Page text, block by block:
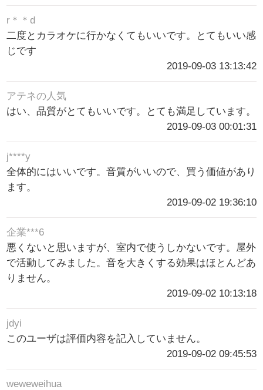
r＊＊d
二度とカラオケに行かなくてもいいです。とてもいい感
じです
2019-09-03 13:13:42
アテネの人気
はい、品質がとてもいいです。とても満足しています。
2019-09-03 00:01:31
j****y
全体的にはいいです。音質がいいので、買う価値があり
ます。
2019-09-02 19:36:10
企業***6
悪くないと思いますが、室内で使うしかないです。屋外
で活動してみました。音を大きくする効果はほとんどあ
りません。
2019-09-02 10:13:18
jdyi
このユーザは評価内容を記入していません。
2019-09-02 09:45:53
weweweihua